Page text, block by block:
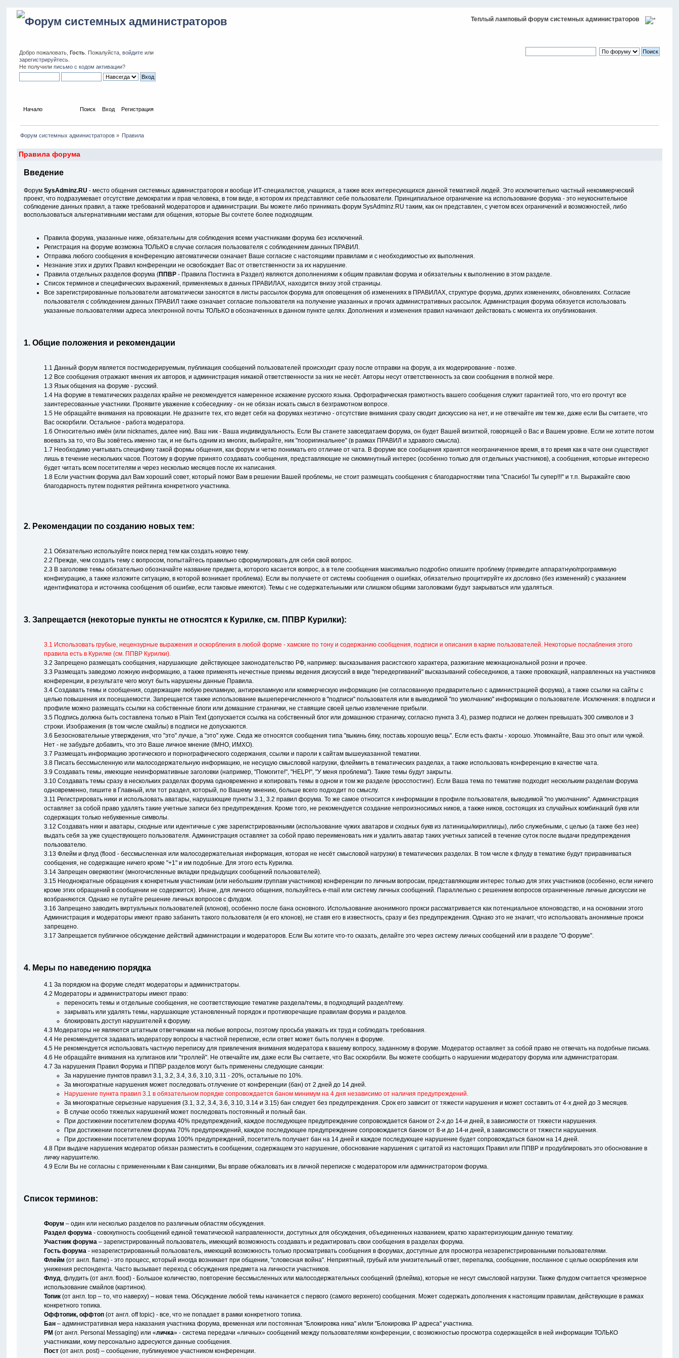
Теплый ламповый форум системных администраторов
Добро пожаловать,Гость . Пожалуйста,войдите или
зарегистрируйтесь
Не получилиписьмо с кодом активации?
Начало Поиск Вход Регистрация
Форум системных администраторов» Правила
Правила форума
Введение
Форум SysAdminz.RU - место общения системных администраторов и вообще ИТ-специалистов, учащихся, а также всех интересующихся данной тематикой людей. Это исключительно частный некоммерческий
проект, что подразумевает отсутствие демократии и прав человека, в том виде, в котором их представляют себе пользователи. Принципиальное ограничение на использование форума - это неукоснительное
соблюдение данных правил, а также требований модераторов и администрации. Вы можете либо принимать форум SysAdminz.RU таким, как он представлен, с учетом всех ограничений и возможностей, либо
воспользоваться альтернативными местами для общения, которые Вы сочтете более подходящим.
Правила форума, указанные ниже, обязательны для соблюдения всеми участниками форума без исключений.
Регистрация на форуме возможна ТОЛЬКО в случае согласия пользователя с соблюдением данных ПРАВИЛ.
Отправка любого сообщения в конференцию автоматически означает Ваше согласие с настоящими правилами и с необходимостью их выполнения.
Незнание этих и других Правил конференции не освобождает Вас от ответственности за их нарушение.
Правила отдельных разделов форума (ППВР- Правила Постинга в Раздел) являются дополнениями к общим правилам форума и обязательны к выполнению в этом разделе.
Список терминов и специфических выражений, применяемых в данных ПРАВИЛАХ, находится внизу этой страницы.
Все зарегистрированные пользователи автоматически заносятся в листы рассылок форума для оповещения об изменениях в ПРАВИЛАХ, структуре форума, других изменениях, обновлениях. Согласие
пользователя с соблюдением данных ПРАВИЛ также означает согласие пользователя на получение указанных и прочих административных рассылок. Администрация форума обязуется использовать
указанные пользователями адреса электронной почты ТОЛЬКО в обозначенных в данном пункте целях. Дополнения и изменения правил начинают действовать с момента их опубликования.
1. Общие положения и рекомендации
1.1 Данный форум является постмодерируемым, публикация сообщений пользователей происходит сразу после отправки на форум, а их модерирование - позже.
1.2 Все сообщения отражают мнения их авторов, и администрация никакой ответственности за них не несёт. Авторы несут ответственность за свои сообщения в полной мере.
1.3 Язык общения на форуме - русский.
1.4 На форуме в тематических разделах крайне не рекомендуется намеренное искажение русского языка. Орфографическая грамотность вашего сообщения служит гарантией того, что его прочтут все
заинтересованные участники. Проявите уважение к собеседнику - он не обязан искать смысл в безграмотном вопросе.
1.5 Не обращайте внимания на провокации. Не дразните тех, кто ведет себя на форумах неэтично - отсутствие внимания сразу сводит дискуссию на нет, и не отвечайте им тем же, даже если Вы считаете, что
Вас оскорбили. Остальное - работа модератора.
1.6 Относительно имён (или nicknames, далее ник). Ваш ник - Ваша индивидуальность. Если Вы станете завсегдатаем форума, он будет Вашей визиткой, говорящей о Вас и Вашем уровне. Если не хотите потом
воевать за то, что Вы зовётесь именно так, и не быть одним из многих, выбирайте, ник "пооригинальнее" (в рамках ПРАВИЛ и здравого смысла).
1.7 Необходимо учитывать специфику такой формы общения, как форум и четко понимать его отличие от чата. В форуме все сообщения хранятся неограниченное время, в то время как в чате они существуют
лишь в течение нескольких часов. Поэтому в форуме принято создавать сообщения, представляющие не сиюминутный интерес (особенно только для отдельных участников), а сообщения, которые интересно
будет читать всем посетителям и через несколько месяцев после их написания.
1.8 Если участник форума дал Вам хороший совет, который помог Вам в решении Вашей проблемы, не стоит размещать сообщения с благодарностями типа "Спасибо! Ты супер!!!" и т.п. Выражайте свою
благодарность путем поднятия рейтинга конкретного участника.
2. Рекомендации по созданию новых тем:
2.1 Обязательно используйте поиск перед тем как создать новую тему.
2.2 Прежде, чем создать тему с вопросом, попытайтесь правильно сформулировать для себя свой вопрос.
2.3 В заголовке темы обязательно обозначайте название предмета, которого касается вопрос, а в теле сообщения максимально подробно опишите проблему (приведите аппаратную/программную
конфигурацию, а также изложите ситуацию, в которой возникает проблема). Если вы получаете от системы сообщения о ошибках, обязательно процитируйте их дословно (без изменений) с указанием
идентификатора и источника сообщения об ошибке, если таковые имеются). Темы с не содержательными или слишком общими заголовками будут закрываться или удаляться.
3. Запрещается (некоторые пункты не относятся к Курилке, см. ППВР Курилки):
3.1 Использовать грубые, нецензурные выражения и оскорбления в любой форме - хамские по тону и содержанию сообщения, подписи и описания в карме пользователей. Некоторые послабления этого
правила есть в Курилке (см. ППВР Курилки).
3.2 Запрещено размещать сообщения, нарушающие действующее законодательство РФ, например: высказывания расистского характера, разжигание межнациональной розни и прочее.
3.3 Размещать заведомо ложную информацию, а также применять нечестные приемы ведения дискуссий в виде "передергиваний" высказываний собеседников, а также провокаций, направленных на участников
конференции, в результате чего могут быть нарушены данные Правила.
3.4 Создавать темы и сообщения, содержащие любую рекламную, антирекламную или коммерческую информацию (не согласованную предварительно с администрацией форума), а также ссылки на сайты с
целью повышения их посещаемости. Запрещается также использование вышеперечисленного в "подписи" пользователя или в выводимой "по умолчанию" информации о пользователе. Исключения: в подписи и
профиле можно размещать ссылки на собственные блоги или домашние странички, не ставящие своей целью извлечение прибыли.
3.5 Подпись должна быть составлена только в Plain Text (допускается ссылка на собственный блог или домашнюю страничку, согласно пункта 3.4), размер подписи не должен превышать 300 символов и 3
строки. Изображения (в том числе смайлы) в подписи не допускаются.
3.6 Безосновательные утверждения, что "это" лучше, а "это" хуже. Сюда же относятся сообщения типа "выкинь бяку, поставь хорошую вещь". Если есть факты - хорошо. Упоминайте, Ваш это опыт или чужой.
Нет - не забудьте добавить, что это Ваше личное мнение (IMHO, ИМХО).
3.7 Размещать информацию эротического и порнографического содержания, ссылки и пароли к сайтам вышеуказанной тематики.
3.8 Писать бессмысленную или малосодеpжательнyю информацию, не несущую смысловой нагрузки, флеймить в тематических разделах, а также использовать конференцию в качестве чата.
3.9 Создавать темы, имеющие неинформативные заголовки (например, "Помогите!", "HELP!", "У меня проблема"). Такие темы будут закрыты.
3.10 Создавать темы сразу в нескольких разделах форума одновременно и копировать темы в одном и том же разделе (кросспостинг). Если Ваша тема по тематике подходит нескольким разделам форума
одновременно, пишите в Главный, или тот раздел, который, по Вашему мнению, больше всего подходит по смыслу.
3.11 Регистрировать ники и использовать аватары, нарушающие пункты 3.1, 3.2 правил форума. То же самое относится к информации в профиле пользователя, выводимой "по умолчанию". Администрация
оставляет за собой право удалять такие учетные записи без предупреждения. Кроме того, не рекомендуется создание непроизносимых ников, а также ников, состоящих из случайных комбинаций букв или
содержащих только небуквенные символы.
3.12 Создавать ники и аватары, сходные или идентичные с уже зарегистрированными (использование чужих аватаров и сходных букв из латиницы/кириллицы), либо служебными, с целью (а также без нее)
выдать себя за уже существующего пользователя. Администрация оставляет за собой право переименовать ник и удалить аватар таких учетных записей в течение суток после выдачи предупреждения
пользователю.
3.13 Флейм и флуд (flood - бессмысленная или малосодержательная информация, которая не несёт смысловой нагрузки) в тематических разделах. В том числе к флуду в тематике будут приравниваться
сообщения, не содержащие ничего кроме "+1" и им подобные. Для этого есть Курилка.
3.14 Запрещен оверквотинг (многочисленные вкладки предыдущих сообщений пользователей).
3.15 Неоднократные обращения к конкретным участникам (или небольшим группам участников) конференции по личным вопросам, представляющим интерес только для этих участников (особенно, если ничего
кроме этих обращений в сообщении не содержится). Иначе, для личного общения, пользуйтесь e-mail или систему личных сообщений. Параллельно с решением вопросов ограниченные личные дискуссии не
возбраняются. Однако не путайте решение личных вопросов с флудом.
3.16 Запрещено заводить виртуальных пользователей (клонов), особенно после бана основного. Использование анонимного прокси рассматривается как потенциальное клоноводство, и на основании этого
Администрация и модераторы имеют право забанить такого пользователя (и его клонов), не ставя его в известность, сразу и без предупреждения. Однако это не значит, что использовать анонимные прокси
запрещено.
3.17 Запрещается публичное обсуждение действий администрации и модераторов. Если Вы хотите что-то сказать, делайте это через систему личных сообщений или в разделе "О форуме".
4. Меры по наведению порядка
4.1 За порядком на форуме следят модераторы и администраторы.
4.2 Модераторы и администраторы имеют право:
переносить темы и отдельные сообщения, не соответствующие тематике раздела/темы, в подходящий раздел/тему.
закрывать или удалять темы, нарушающие установленный порядок и противоречащие правилам форума и разделов.
блокировать доступ нарушителей к форуму.
4.3 Модераторы не являются штатным ответчиками на любые вопросы, поэтому просьба уважать их труд и соблюдать требования.
4.4 Не рекомендуется задавать модератору вопросы в частной переписке, если ответ может быть получен в форуме.
4.5 Не рекомендуется использовать частную переписку для привлечения внимания модератора к вашему вопросу, заданному в форуме. Модератор оставляет за собой право не отвечать на подобные письма.
4.6 Не обращайте внимания на хулиганов или "троллей". Не отвечайте им, даже если Вы считаете, что Вас оскорбили. Вы можете сообщить о нарушении модератору форума или администраторам.
4.7 За нарушения Правил Форума и ППВР разделов могут быть применены следующие санкции:
За нарушение пунктов правил 3.1, 3.2, 3.4, 3.6, 3.10, 3.11 - 20%, остальные по 10%.
За многократные нарушения может последовать отлучение от конференции (бан) от 2 дней до 14 дней.
Нарушение пункта правил 3.1 в обязательном порядке сопровождается баном минимум на 4 дня независимо от наличия предупреждений.
За многократные серьезные нарушения (3.1, 3.2, 3.4, 3.6, 3.10, 3.14 и 3.15) бан следует без предупреждения. Срок его зависит от тяжести нарушения и может составить от 4-х дней до 3 месяцев.
В случае особо тяжелых нарушений может последовать постоянный и полный бан.
При достижении посетителем форума 40% предупреждений, каждое последующее предупреждение сопровождается баном от 2-х до 14-и дней, в зависимости от тяжести нарушения.
При достижении посетителем форума 70% предупреждений, каждое последующее предупреждение сопровождается баном от 8-и до 14-и дней, в зависимости от тяжести нарушения.
При достижении посетителем форума 100% предупреждений, посетитель получает бан на 14 дней и каждое последующее нарушение будет сопровождаться баном на 14 дней.
4.8 При выдаче нарушения модератор обязан разместить в сообщении, содержащем это нарушение, обоснование нарушения с цитатой из настоящих Правил или ППВР и продублировать это обоснование в
личку нарушителю.
4.9 Если Вы не согласны с примененными к Вам санкциями, Вы вправе обжаловать их в личной переписке с модератором или администратором форума.
Список терминов:
Форум – один или несколько разделов по различным областям обсуждения.
Раздел форума - совокупность сообщений единой тематической направленности, доступных для обсуждения, объединенных названием, кратко характеризующим данную тематику.
Участник форума – зарегистрированный пользователь, имеющий возможность создавать и редактировать свои сообщения в разделах форума.
Гость форума - незарегистрированный пользователь, имеющий возможность только просматривать сообщения в форумах, доступные для просмотра незарегистрированными пользователями.
Флейм (от англ. flame) - это процесс, который иногда возникает при общении, "словесная война". Неприятный, грубый или унизительный ответ, перепалка, сообщение, посланное с целью оскорбления или
унижения респондента. Часто вызывает переход с обсуждения предмета на личности участников.
Флуд , флудить (от англ. flood) - Большое количество, повторение бессмысленных или малосодержательных сообщений (флейма), которые не несут смысловой нагрузки. Также флудом считается чрезмерное
использование смайлов (картинок).
Топик(от англ. top – то, что наверху) – новая тема. Обсуждение любой темы начинается с первого (самого верхнего) сообщения. Может содержать дополнения к настоящим правилам, действующие в рамках
конкретного топика.
Оффтопик, оффтоп(от англ. off topic) - все, что не попадает в рамки конкретного топика.
Бан– административная мера наказания участника форума, временная или постоянная "Блокировка ника" и/или "Блокировка IP адреса" участника.
PM(от англ. Personal Messaging) или «личка» - система передачи «личных» сообщений между пользователями конференции, с возможностью просмотра содержащейся в ней информации ТОЛЬКО
участниками, кому персонально адресуются данные сообщения.
Пост(от англ. post) – сообщение, публикуемое участником конференции.